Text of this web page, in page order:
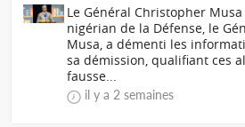
Le Général Christopher
nigérian de la Défense, le
Musa, a démenti les
sa démission, qualifiant ces
fausse...
il y a 2 semaines